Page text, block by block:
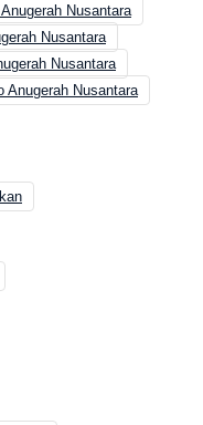
Nusantara
Nusantara
Nusantara
Anugerah Nusantara